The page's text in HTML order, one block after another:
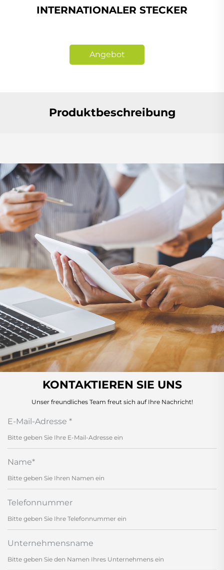
INTERNATIONALER STECKER
Angebot
Produktbeschreibung
KONTAKTIEREN SIE UNS
Unser freundliches Team freut sich auf Ihre Nachricht!
E-Mail-Adresse *
Name*
Telefonnummer
Unternehmensname